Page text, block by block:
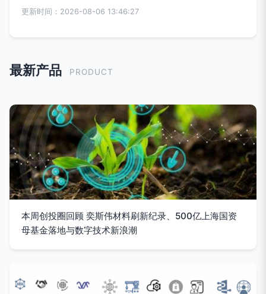
更新时间：2026-08-06 13:46:27
最新产品 PRODUCT
本周创投圈回顾 奕斯伟材料刷新纪录、500亿上海国资
母基金落地与数字技术新浪潮